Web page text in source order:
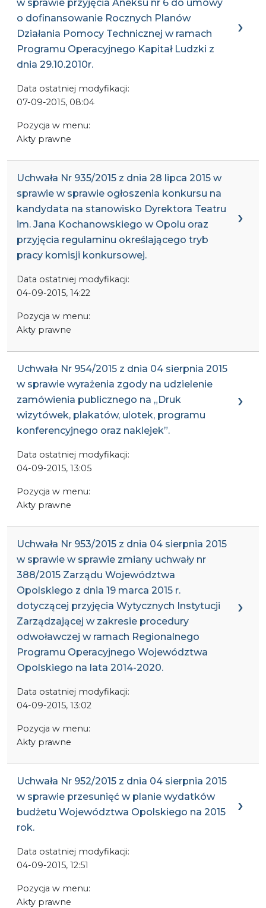
w sprawie przyjęcia Aneksu nr 6 do umowy
o dofinansowanie Rocznych Planów
Działania Pomocy Technicznej w ramach
Programu Operacyjnego Kapitał Ludzki z
dnia 29.10.2010r.
Data ostatniej modyfikacji:
07-09-2015, 08:04
Pozycja w menu:
Akty prawne
Uchwała Nr 935/2015 z dnia 28 lipca 2015 w
sprawie w sprawie ogłoszenia konkursu na
kandydata na stanowisko Dyrektora Teatru
im. Jana Kochanowskiego w Opolu oraz
przyjęcia regulaminu określającego tryb
pracy komisji konkursowej.
Data ostatniej modyfikacji:
04-09-2015, 14:22
Pozycja w menu:
Akty prawne
Uchwała Nr 954/2015 z dnia 04 sierpnia 2015
w sprawie wyrażenia zgody na udzielenie
zamówienia publicznego na „Druk
wizytówek, plakatów, ulotek, programu
konferencyjnego oraz naklejek”.
Data ostatniej modyfikacji:
04-09-2015, 13:05
Pozycja w menu:
Akty prawne
Uchwała Nr 953/2015 z dnia 04 sierpnia 2015
w sprawie w sprawie zmiany uchwały nr
388/2015 Zarządu Województwa
Opolskiego z dnia 19 marca 2015 r.
dotyczącej przyjęcia Wytycznych Instytucji
Zarządzającej w zakresie procedury
odwoławczej w ramach Regionalnego
Programu Operacyjnego Województwa
Opolskiego na lata 2014-2020.
Data ostatniej modyfikacji:
04-09-2015, 13:02
Pozycja w menu:
Akty prawne
Uchwała Nr 952/2015 z dnia 04 sierpnia 2015
w sprawie przesunięć w planie wydatków
budżetu Województwa Opolskiego na 2015
rok.
Data ostatniej modyfikacji:
04-09-2015, 12:51
Pozycja w menu:
Akty prawne